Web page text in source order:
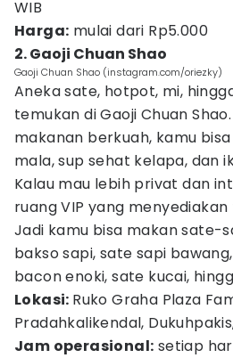
WIB
Harga: mulai dari Rp5.000
2. Gaoji Chuan Shao
Gaoji Chuan Shao (instagram.com/oriezky)
Aneka sate, hotpot, mi,
temukan di Gaoji Chuan
makanan berkuah, kamu
mala, sup sehat kelapa, dan
Kalau mau lebih privat dan
ruang VIP yang
Jadi kamu bisa makan sate-
bakso sapi, sate sapi
bacon enoki, sate kucai,
Lokasi: Ruko Graha Plaza
Pradahkalikendal,
Jam operasional: setiap